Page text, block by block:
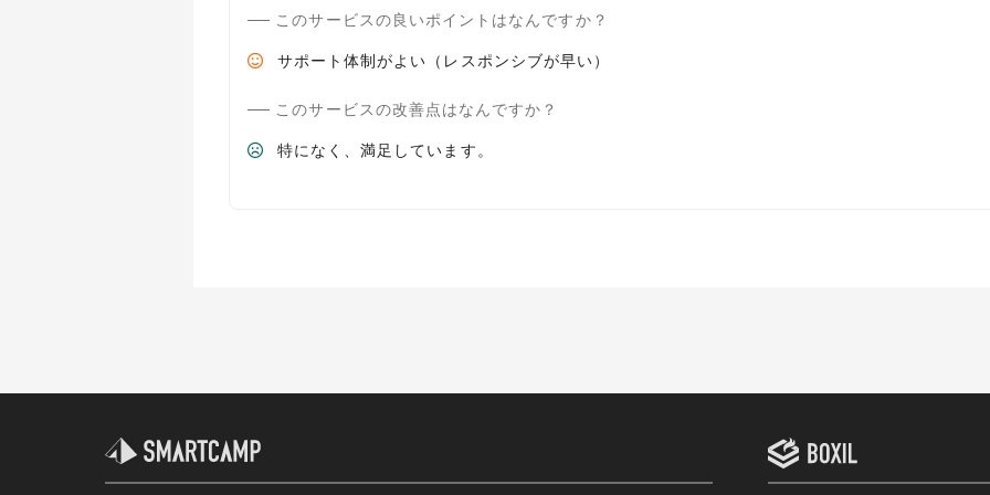
このサービスの良いポイントはなんですか？
サポート体制がよい（レスポンシブが早い）
このサービスの改善点はなんですか？
特になく、満足しています。